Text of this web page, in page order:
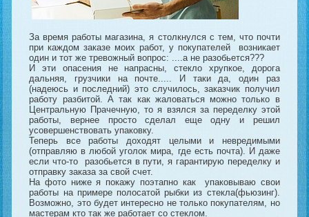
За время работы магазина, я столкнулся с тем, что почти
при каждом заказе моих работ, у покупателей возникает
один и тот же тревожный вопрос: ....а не разобьется???
И эти опасения не напрасны, стекло хрупкое, дорога
дальняя, грузчики на почте..... И таки да, один раз
(надеюсь и последний) это случилось, заказчик получил
работу разбитой. А так как жаловаться можно только в
Центральную Прачечную, то я взялся за переделку этой
работы, вернее просто сделал еще одну и решил
усовершенствовать упаковку.
Теперь все работы доходят целыми и невредимыми
(отправляю в любой уголок мира, где есть почта). И даже
если что-то разобьется в пути, я гарантирую переделку и
отправку заказа за свой счет.
На фото ниже я покажу поэтапно как упаковываю свои
работы на примере полосатой рыбки из стекла(фьюзинг).
Возможно, это будет интересно не только покупателям, но
мастерам кто так же работает со стеклом.